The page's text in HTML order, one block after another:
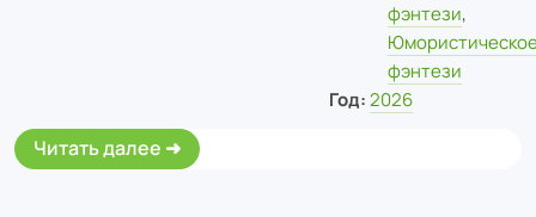
фэнтези,
фэнтези
Год: 2026
Читать далее